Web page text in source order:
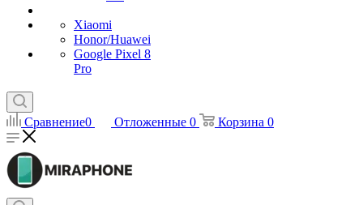
Xiaomi
Honor/Huawei
Google Pixel 8
Pro
Сравнение0 Отложенные 0 Корзина 0